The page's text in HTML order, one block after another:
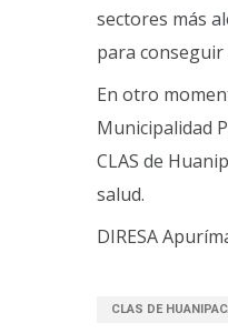
sectores más
para
En otro
Municipalidad
CLAS de
salud.
DIRESA
CLAS DE